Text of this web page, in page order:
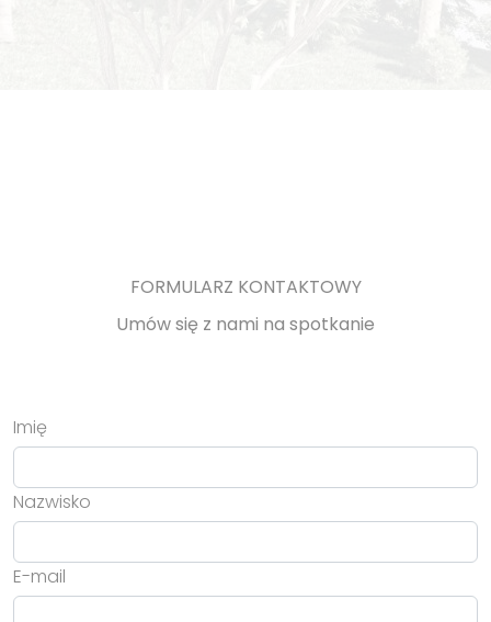
FORMULARZ KONTAKTOWY
Umów się z nami na spotkanie
Imię
Nazwisko
E-mail